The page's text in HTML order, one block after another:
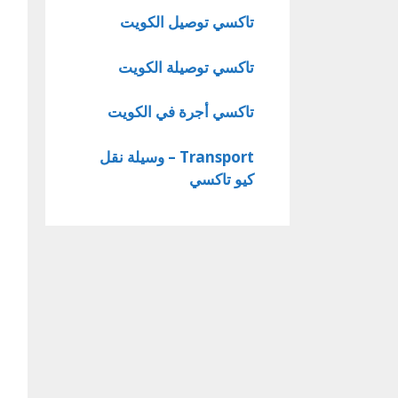
تاكسي توصيل الكويت
تاكسي توصيلة الكويت
تاكسي أجرة في الكويت
Transport – وسيلة نقل
كيو تاكسي